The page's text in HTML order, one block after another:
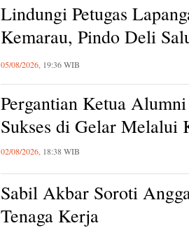
Lindungi Petugas
Kemarau, Pindo Deli
Karawang
05/08/2026, 19:36 WIB
Pergantian Ketua
Sukses di Gelar Melalui
02/08/2026, 18:38 WIB
Sabil Akbar Soroti
Tenaga Kerja